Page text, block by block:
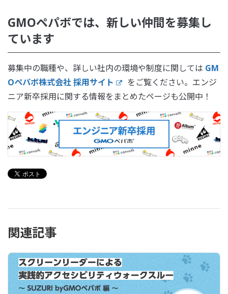
GMOペパボでは、新しい仲間を募集し
ています
募集中の職種や、詳しい社内の環境や制度に関しては GM
Oペパボ株式会社 採用サイト
をご覧ください。エンジ
ニア新卒採用に関する情報をまとめたページも公開中！
関連記事